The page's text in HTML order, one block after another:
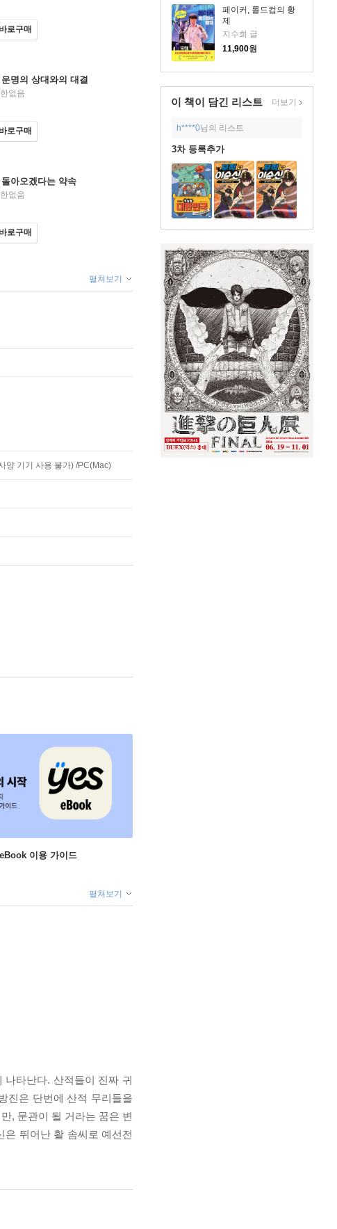
페이커, 롤드컵의 황
제
지수희 글
11,900원
이 책이 담긴 리스트 더보기
h****0님의 리스트
3차 등록추가
바로구매
명의 상대와의 대결
없음
바로구매
아오겠다는 약속
없음
바로구매
펼쳐보기
양 기기 사용 불가) /PC(Mac)
이용 가이드
펼쳐보기
타난다. 산적들이 진짜 귀
진은 단번에 산적 무리들을
, 문관이 될 거라는 꿈은 변
뛰어난 활 솜씨로 예선전